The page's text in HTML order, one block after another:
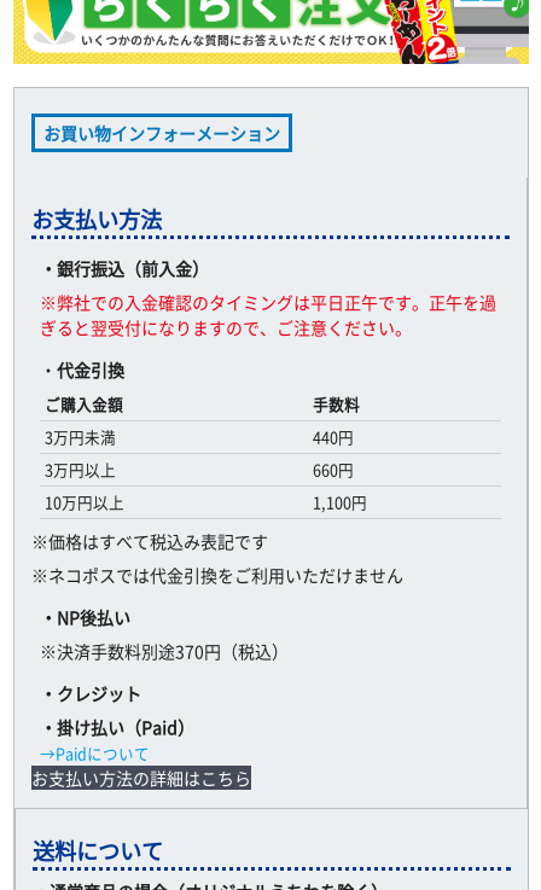
お買い物インフォーメーション
お支払い方法
・銀行振込（前入金）
※弊社での入金確認のタイミングは平日正午です。正午を過
ぎると翌受付になりますので、ご注意ください。
・ 代金引換
ご購入金額
手数料
3万円未満
440円
3万円以上
660円
10万円以上
1,100円
※価格はすべて税込み表記です
※ネコポスでは代金引換をご利用いただけません
・NP後払い
※決済手数料別途370円（税込）
・クレジット
・掛け払い（Paid）
→Paidについて
お支払い方法の詳細はこちら
送料について